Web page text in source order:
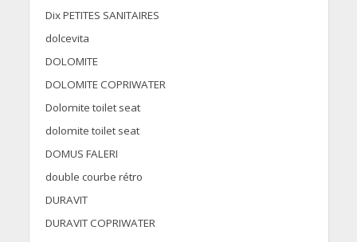
Dix PETITES SANITAIRES
dolcevita
DOLOMITE
DOLOMITE COPRIWATER
Dolomite toilet seat
dolomite toilet seat
DOMUS FALERI
double courbe rétro
DURAVIT
DURAVIT COPRIWATER